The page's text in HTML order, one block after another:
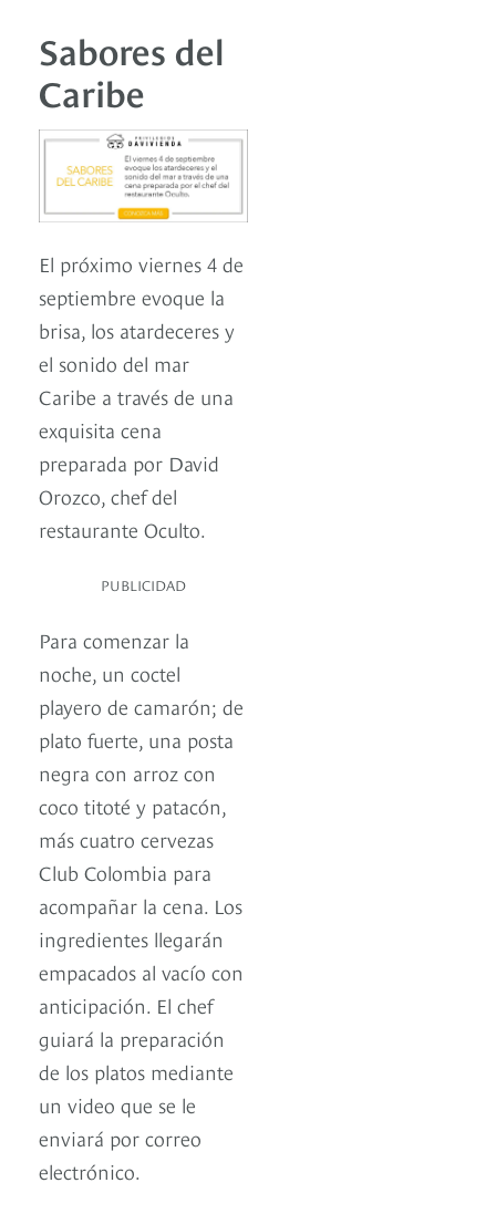
Sabores del
Caribe
El próximo viernes 4 de
septiembre evoque la
brisa, los atardeceres y
el sonido del mar
Caribe a través de una
exquisita cena
preparada por David
Orozco, chef del
restaurante Oculto.
PUBLICIDAD
Para comenzar la
noche, un coctel
playero de camarón; de
plato fuerte, una posta
negra con arroz con
coco titoté y patacón,
más cuatro cervezas
Club Colombia para
acompañar la cena. Los
ingredientes llegarán
empacados al vacío con
anticipación. El chef
guiará la preparación
de los platos mediante
un video que se le
enviará por correo
electrónico.